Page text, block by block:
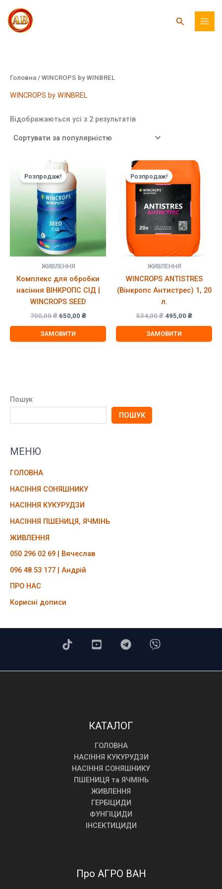
до
вмісту
Пошук
Головна / WINCROPS by WINBREL
WINCROPS by WINBREL
Відображаються усі з 2 результатівВідсортовано
Розпродаж!
ЖИВЛЕННЯ
Комплекс для обробки
насіння ВІНКРОПС СІД |
WINCROPS SEED
700,00₴ Оригінальна
700,00 ₴.
650,00 ₴Поточна
ЗАМОВИТИ
Розпродаж!
ЖИВЛЕННЯ
WINCROPS ANTISTRES
(Вінкропс Антистрес) 1, 20
л.
534,00₴ Оригінальна
534,00 ₴.
495,00 ₴Поточна
ЗАМОВИТИ
Пошук
ПОШУК
МЕНЮ
ГОЛОВНА
НАСІННЯ СОНЯШНИКУ
НАСІННЯ КУКУРУДЗИ
НАСІННЯ ПШЕНИЦЯ, ЯЧМІНЬ
ЖИВЛЕННЯ
050 296 02 69 | Вячеслав
096 48 53 177 | Андрій
ПРО НАС
Корисні дописи
КАТАЛОГ
ГОЛОВНА
НАСІННЯ КУКУРУДЗИ
НАСІННЯ СОНЯШНИКУ
ПШЕНИЦЯ та ЯЧМІНЬ
ЖИВЛЕННЯ
ГЕРБІЦИДИ
ФУНГІЦИДИ
ІНСЕКТИЦИДИ
Про АГРО ВАН